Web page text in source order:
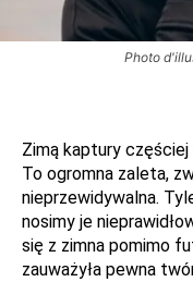
Photo
Zimą kaptury częściej
To ogromna zaleta,
nieprzewidywalna.
nosimy je
się z zimna pomimo
zauważyła pewna